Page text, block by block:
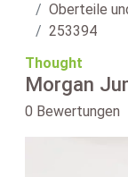
Oberteile
253394
Thought
Morgan
0 Bewertungen